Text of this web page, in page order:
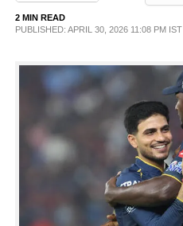
LIFESTYLE
SPIRITUAL
INFO+
ASTRO
2 MIN READ
PUBLISHED: APRIL 30, 2026 11:08 PM IST